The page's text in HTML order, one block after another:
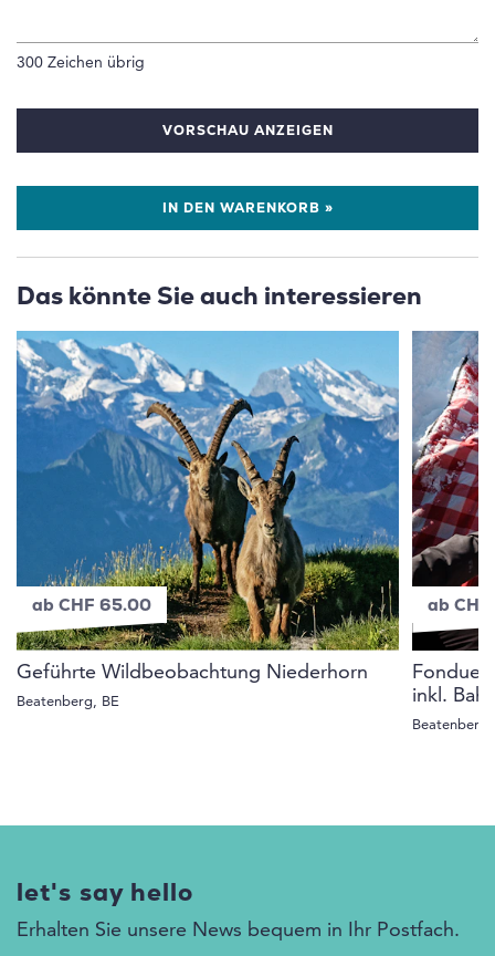
300 Zeichen übrig
VORSCHAU ANZEIGEN
IN DEN WARENKORB »
Das könnte Sie auch interessieren
ab CHF 65.00
Geführte Wildbeobachtung Niederhorn
Beatenberg, BE
ab
Fondue-
inkl.
Beatenberg,
let's say hello
Erhalten Sie unsere News bequem in Ihr Postfach.